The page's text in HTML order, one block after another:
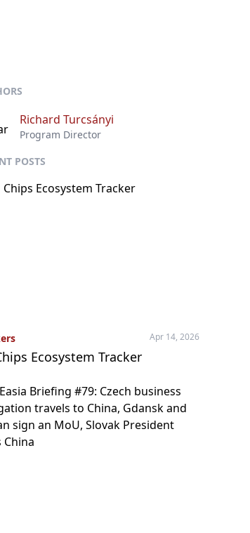
Richard Turcsányi
Program Director
POSTS
Apr 14, 2026
Ecosystem Tracker